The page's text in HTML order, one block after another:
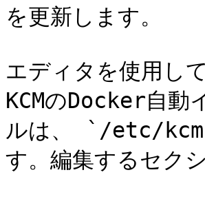
を更新します。
エディタを使用し
KCMのDocker自動
ルは、 `/etc/
す。編集するセク